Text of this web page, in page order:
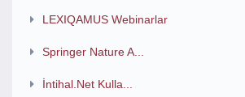
LEXIQAMUS Webinarlar
Springer Nature A...
İntihal.Net Kulla...